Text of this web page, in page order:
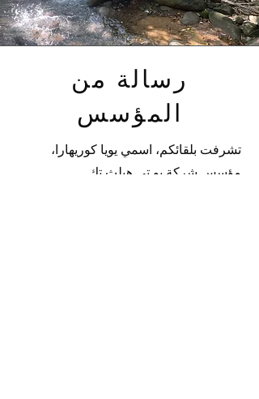
رسالة من
المؤسس
تشرفت بلقائكم، اسمي يويا كوريهارا،
مؤسس شركة يو تي هيلث تك